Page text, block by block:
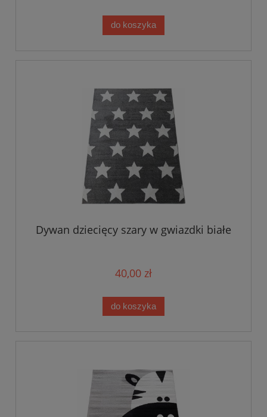
do koszyka
Dywan dziecięcy szary w gwiazdki białe
40,00 zł
do koszyka